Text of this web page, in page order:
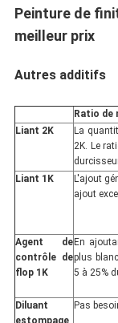
Peinture de
meilleur prix
Autres additifs
Ratio de
Liant 2K
La
2K. Le
Liant 1K
L'ajout
ajout
Agent de
contrôle de
flop 1K
En
plus
5 à 25%
Diluant
Pas